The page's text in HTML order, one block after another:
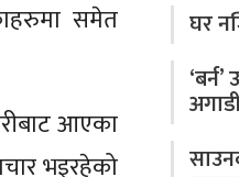
समेत
आएका
भइरहेको
घर